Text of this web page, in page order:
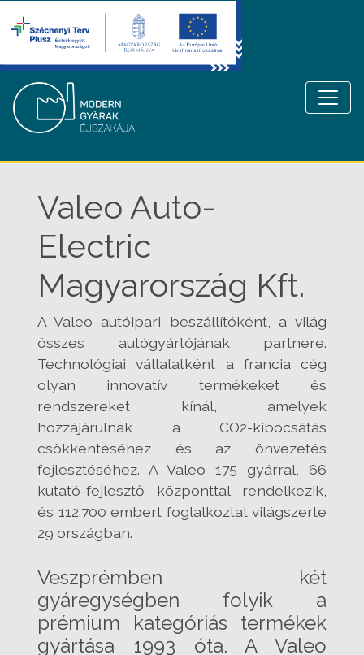
Valeo Auto-
Electric
Magyarország Kft.
A Valeo autóipari beszállítóként, a világ
összes autógyártójának partnere.
Technológiai vállalatként a francia cég
olyan innovatív termékeket és
rendszereket kínál, amelyek
hozzájárulnak a CO2-kibocsátás
csökkentéséhez és az önvezetés
fejlesztéséhez. A Valeo 175 gyárral, 66
kutató-fejlesztő központtal rendelkezik,
és 112.700 embert foglalkoztat világszerte
29 országban.
Veszprémben két
gyáregységben folyik a
prémium kategóriás termékek
gyártása 1993 óta. A Valeo